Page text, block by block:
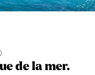
de la mer.